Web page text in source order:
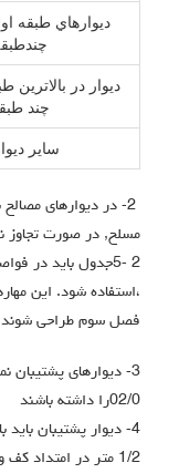
دیوارهاي طبقه
دیوار در بالاترین
چند
سایر
2- در دیوارهاي
مسلح, در صورت تجاوز
،استفاده شود. این
فصل سوم طراحی
3- دیوارهاي پشتیبان
02/0را داشته باشند
4- دیوار پشتیبان
1/2 متر در امتداد کف و سقف به قاب سازه